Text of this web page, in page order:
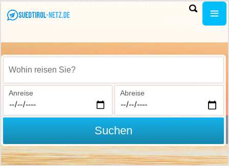
Wohin reisen Sie?
Anreise Abreise
Suchen